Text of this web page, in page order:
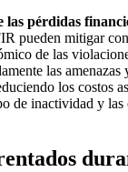
las pérdidas
pueden mitigar
de las
las
los costos
de inactividad y las